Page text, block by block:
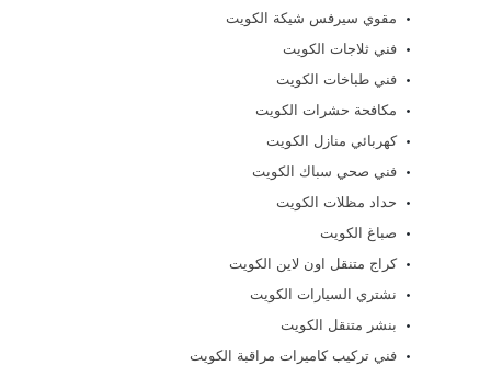
مقوي سيرفس شيكة الكويت
فني ثلاجات الكويت
فني طباخات الكويت
مكافحة حشرات الكويت
كهربائي منازل الكويت
فني صحي سباك الكويت
حداد مظلات الكويت
صباغ الكويت
كراج متنقل اون لاين الكويت
نشتري السيارات الكويت
بنشر متنقل الكويت
فني تركيب كاميرات مراقبة الكويت